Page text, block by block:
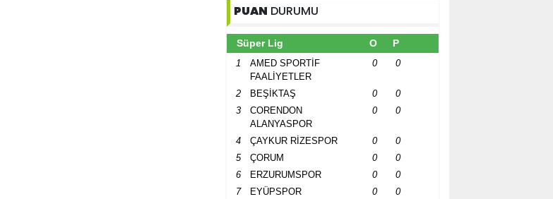
PUAN DURUMU
Süper Lig O P
1
AMED SPORTİF
FAALİYETLER
0 0
2 BEŞİKTAŞ 0
0
3
CORENDON
ALANYASPOR
0 0
4 ÇAYKUR RİZESPOR 0
0
5
ÇORUM 0
0
6
ERZURUMSPOR 0
0
7
EYÜPSPOR 0
0